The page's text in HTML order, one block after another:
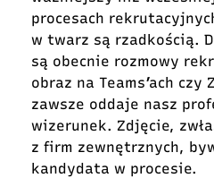
procesach
w twarz są rzadkością.
są obecnie rozmowy
obraz na Teams’ach czy
zawsze oddaje nasz
wizerunek. Zdjęcie,
z firm zewnętrznych,
kandydata w procesie.